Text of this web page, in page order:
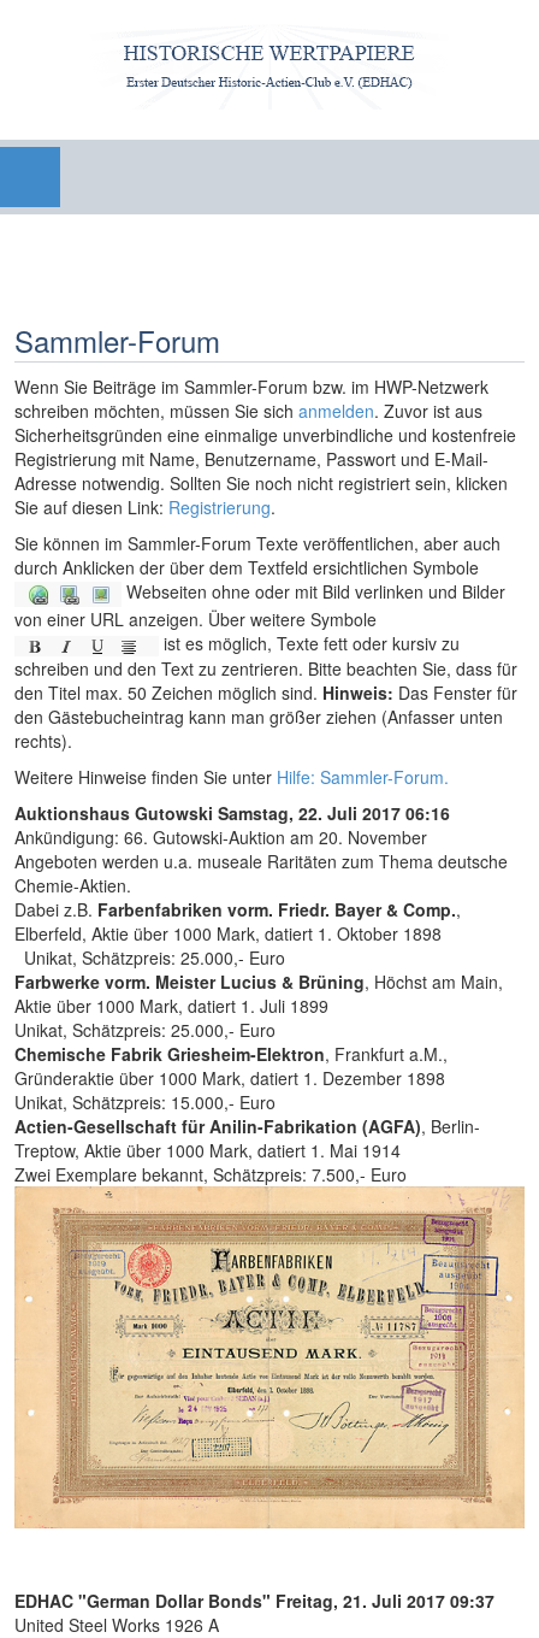
Sammler-Forum
Wenn Sie Beiträge im Sammler-Forum bzw. im HWP-Netzwerk
schreiben möchten, müssen Sie sichanmelden. Zuvor ist aus
Sicherheitsgründen eine einmalige unverbindliche und kostenfreie
Registrierung mit Name, Benutzername, Passwort und E-Mail-
Adresse notwendig. Sollten Sie noch nicht registriert sein, klicken
Sie auf diesen Link: Registrierung.
Sie können im Sammler-Forum Texte veröffentlichen, aber auch
durch Anklicken der über dem Textfeld ersichtlichen Symbole
Webseiten ohne oder mit Bild verlinken und Bilder
von einer URL anzeigen. Über weitere Symbole
ist es möglich, Texte fett oder kursiv zu
schreiben und den Text zu zentrieren. Bitte beachten Sie, dass für
den Titel max. 50 Zeichen möglich sind. Hinweis: Das Fenster für
den Gästebucheintrag kann man größer ziehen (Anfasser unten
rechts).
Weitere Hinweise finden Sie unter Hilfe: Sammler-Forum.
Auktionshaus GutowskiSamstag, 22. Juli 2017 06:16
Ankündigung: 66. Gutowski-Auktion am 20. November
Angeboten werden u.a. museale Raritäten zum Thema deutsche
Chemie-Aktien.
Dabei z.B. Farbenfabriken vorm. Friedr. Bayer & Comp.,
Elberfeld, Aktie über 1000 Mark, datiert 1. Oktober 1898
Unikat, Schätzpreis: 25.000,- Euro
Farbwerke vorm. Meister Lucius & Brüning, Höchst am Main,
Aktie über 1000 Mark, datiert 1. Juli 1899
Unikat, Schätzpreis: 25.000,- Euro
Chemische Fabrik Griesheim-Elektron, Frankfurt a.M.,
Gründeraktie über 1000 Mark, datiert 1. Dezember 1898
Unikat, Schätzpreis: 15.000,- Euro
Actien-Gesellschaft für Anilin-Fabrikation (AGFA), Berlin-
Treptow, Aktie über 1000 Mark, datiert 1. Mai 1914
Zwei Exemplare bekannt, Schätzpreis: 7.500,- Euro
EDHAC "German Dollar Bonds" Freitag, 21. Juli 2017 09:37
United Steel Works 1926 A